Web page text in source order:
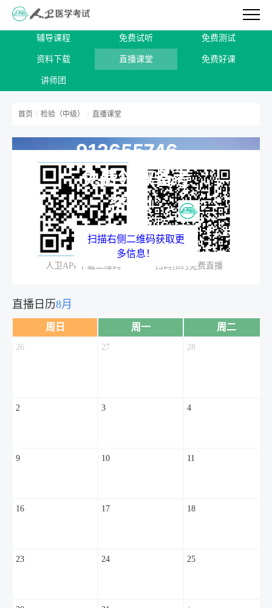
辅导课程 免费试听 免费测试
资料下载 直播课堂 免费好课
讲师团
首页 / 检验（中级） / 直播课堂
加入27年检验
（中级）备考
学习QQ交流
群：
912655746，
免费领取备考
资料！
扫描右侧二维码获取更
多信息！
人卫APP下载二维码 扫码预约免费直播
直播日历8月
周日 周一 周二
26 27 28
2 3 4
9 10 11
16 17 18
23 24 25